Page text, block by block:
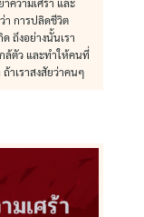
ความเศร้า และ
า การปลิดชีวิต
ถึงอย่างนั้นเรา
ล้ตัว และทำให้คนที่
าเราสงสัยว่าคนๆ